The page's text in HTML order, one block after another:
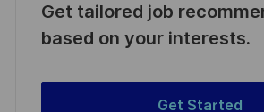
Get tailored job
based on your interests.
Get Started